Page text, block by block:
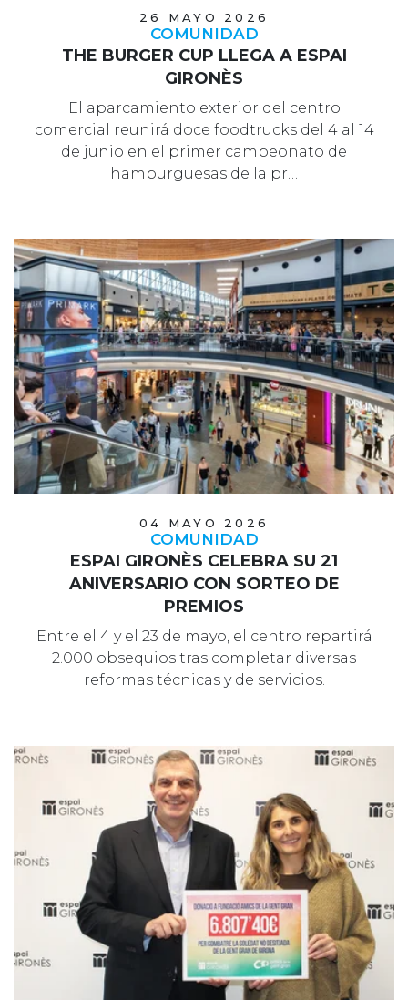
26 MAYO 2026
COMUNIDAD
THE BURGER CUP LLEGA A ESPAI
GIRONÈS
El aparcamiento exterior del centro
comercial reunirá doce foodtrucks del 4 al 14
de junio en el primer campeonato de
hamburguesas de la pr…
04 MAYO 2026
COMUNIDAD
ESPAI GIRONÈS CELEBRA SU 21
ANIVERSARIO CON SORTEO DE
PREMIOS
Entre el 4 y el 23 de mayo, el centro repartirá
2.000 obsequios tras completar diversas
reformas técnicas y de servicios.